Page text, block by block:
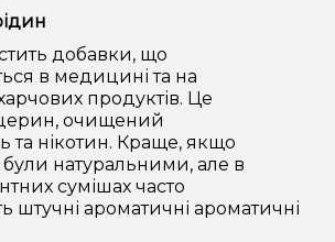
добавки, що
в медицині та на
продуктів. Це
очищений
та нікотин. Краще, якщо
натуральними, але в
сумішах часто
штучні ароматичні ароматичні